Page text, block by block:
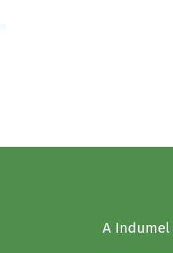
A Indumel